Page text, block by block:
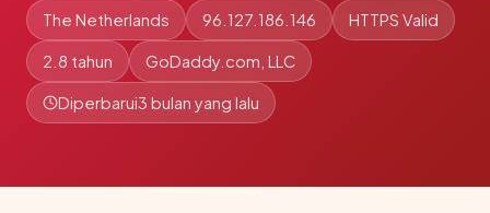
The Netherlands 96.127.186.146 HTTPS Valid
2.8 tahun GoDaddy.com, LLC
Diperbarui3 bulan yang lalu